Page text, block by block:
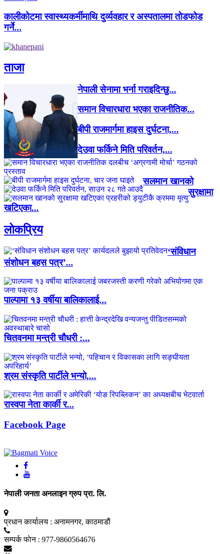
कालीकोटमा स्वास्थ्यकर्मीमाथि दुर्व्यवहार र अस्पतालमा तोडफोड
गर्ने...
ताजा
नेपाली सेनामा भर्ना गराइदिन्छु...
समान विचारधारा भएका राजनीतिक...
बीपी राजमार्गमा हाइस दुर्घटना,...
देउवा फर्किने मिति परिवर्तन,...
सलमान खानको
सुरक्षामा
खटिएका...
लाेकप्रिय
‘संविधान
संशोधन बहस पत्र’...
पाल्पामा १३ वर्षीया बालिकालाई...
चितवनमा मन्त्री चौधरी :...
श्रम संस्कृति पार्टीले भन्यो,...
रास्वपा नेता कार्की र...
Facebook Page
नेपाली जनता अनलाइन ग्रुप प्रा. लि.
प्रधान कार्यालय : अनामनगर, काठमाडाैं
सम्पर्क फाेन : 977-9860564676